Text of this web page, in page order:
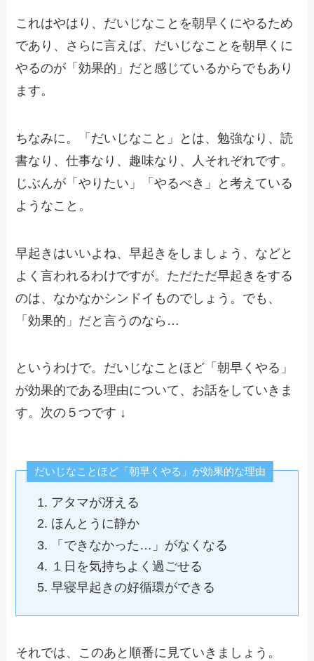
これはやはり、だいじなことを朝早くにやるため
であり、さらに言えば、だいじなことを朝早くに
やるのが「効果的」だと感じているからでもあり
ます。
ちなみに。「だいじなこと」とは、勉強なり、読
書なり、仕事なり、趣味なり、人それぞれです。
じぶんが「やりたい」「やるべき」と考えている
ようなこと。
早起きはいいよね、早起きをしましょう、などと
よく言われるわけですが。ただただ早起きをする
のは、なかなかシンドイものでしょう。でも、
「効果的」だと言うのなら…
というわけで。だいじなことほど「朝早くやる」
が効果的である理由について、お話をしていきま
す。次の５つです ↓
だいじなことほど「朝早くやる」が効果的な理由
アタマが冴える
ほんとうに静か
「できなかった…」がなくなる
１日を気持ちよく過ごせる
早寝早起きの好循環ができる
それでは、このあと順番に見ていきましょう。